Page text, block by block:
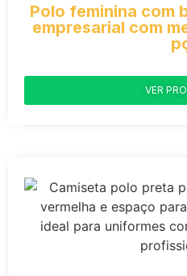
Polo feminina com
empresarial com
VER